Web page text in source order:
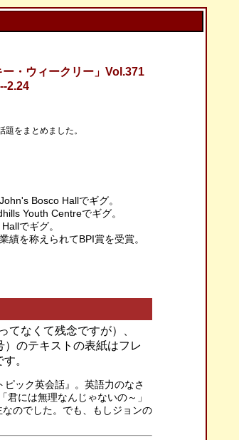
ー・ウィークリー」Vol.371
2.24
をまとめました。
Bosco Hallでギグ。
Youth Centreでギグ。
でギグ。
を称えられてBPI賞を受賞。
てなくて残念ですが）、
）のテキストの表紙はフレ
。
ック英会話』。英語力のなさ
には無理なんじゃないの～」
のでした。でも、もしジョンの